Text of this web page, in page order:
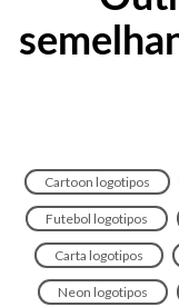
Cartoon logotipos
Futebol logotipos
Carta logotipos
Neon logotipos